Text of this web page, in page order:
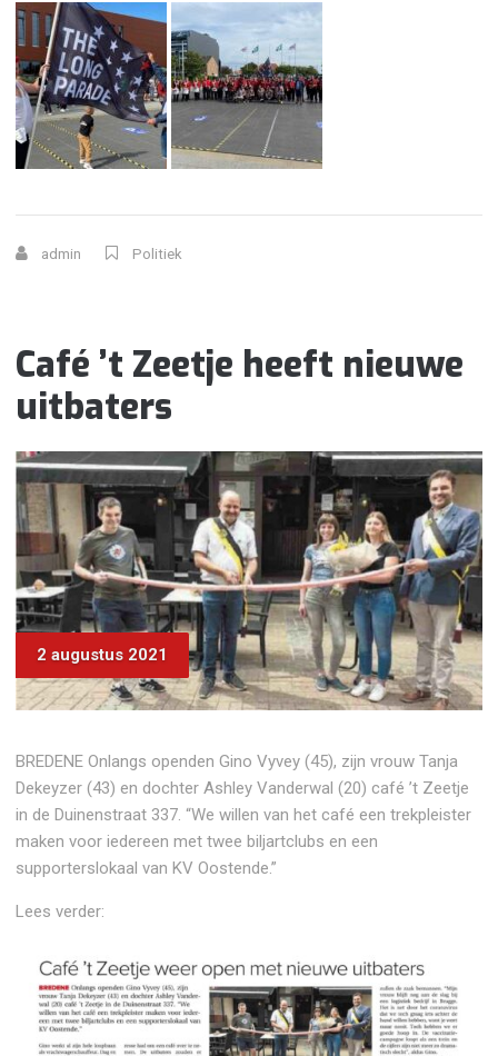
admin Politiek
Café ’t Zeetje heeft nieuwe
uitbaters
2 augustus 2021
BREDENE Onlangs openden Gino Vyvey (45), zijn vrouw Tanja
Dekeyzer (43) en dochter Ashley Vander­wal (20) café ’t Zeetje
in de Duinenstraat 337. “We willen van het café een trekpleister
maken voor ieder­een met twee biljartclubs en een
supporterslokaal van KV Oostende.”
Lees verder: